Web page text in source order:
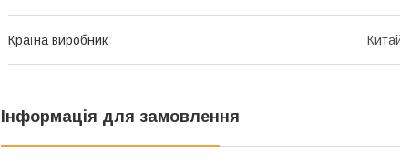
Країна виробник
Інформація для замовлення